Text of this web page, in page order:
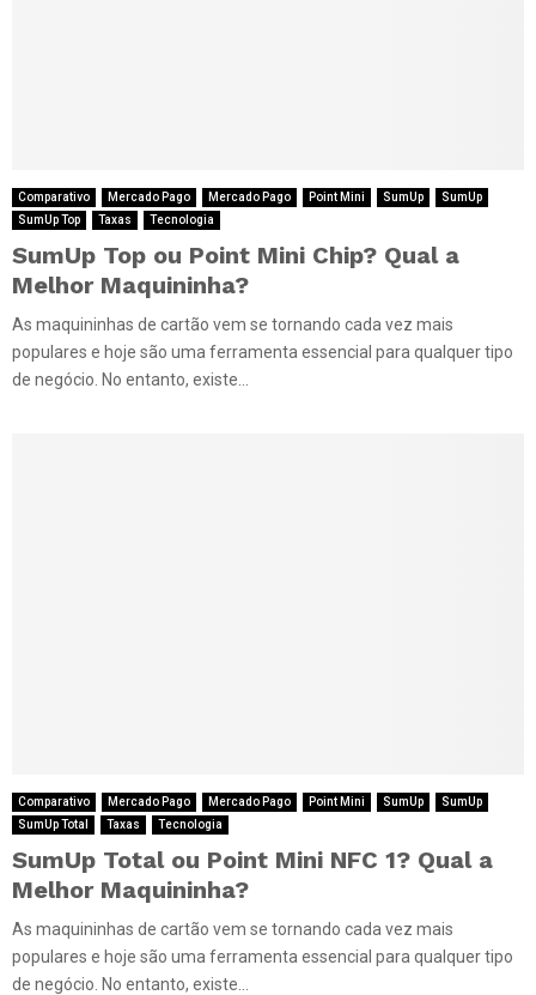
Comparativo Mercado Pago Mercado Pago Point Mini SumUp
SumUp
SumUp Top
Taxas Tecnologia
SumUp Top ou Point Mini Chip? Qual a
Melhor Maquininha?
As maquininhas de cartão vem se tornando cada vez mais
populares e hoje são uma ferramenta essencial para qualquer tipo
de negócio. No entanto, existe...
Comparativo Mercado Pago Mercado Pago Point Mini SumUp
SumUp
SumUp Total
Taxas Tecnologia
SumUp Total ou Point Mini NFC 1? Qual a
Melhor Maquininha?
As maquininhas de cartão vem se tornando cada vez mais
populares e hoje são uma ferramenta essencial para qualquer tipo
de negócio. No entanto, existe...